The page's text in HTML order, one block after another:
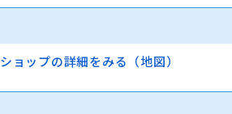
ショップの詳細をみる（地図）